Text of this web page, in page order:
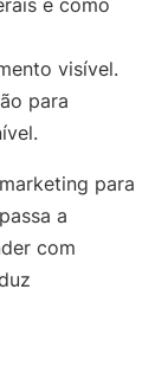
e como
visível.
para
para
a
com